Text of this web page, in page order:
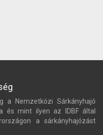
a Nemzetközi Sárkányhajó
és mint ilyen az IDBF által
a sárkányhajózást